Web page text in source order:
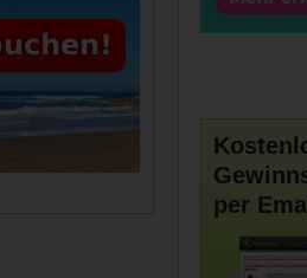
per